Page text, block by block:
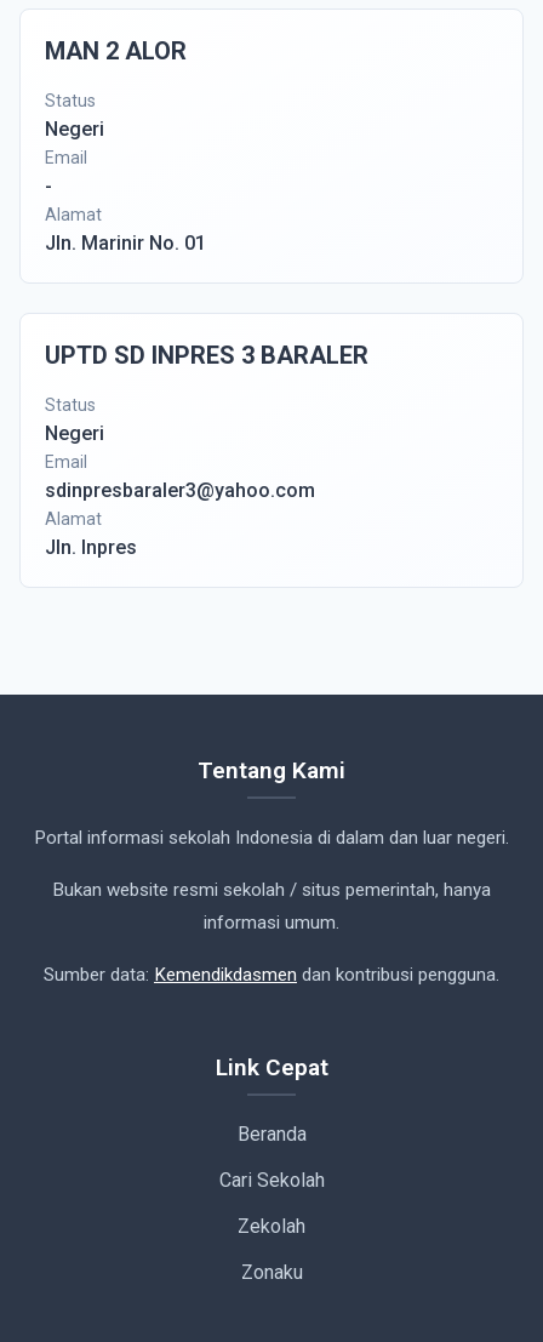
MAN 2 ALOR
Status
Negeri
Email
-
Alamat
Jln. Marinir No. 01
UPTD SD INPRES 3 BARALER
Status
Negeri
Email
sdinpresbaraler3@yahoo.com
Alamat
Jln. Inpres
Tentang Kami
Portal informasi sekolah Indonesia di dalam dan luar negeri.
Bukan website resmi sekolah / situs pemerintah, hanya
informasi umum.
Sumber data: Kemendikdasmen dan kontribusi pengguna.
Link Cepat
Beranda
Cari Sekolah
Zekolah
Zonaku